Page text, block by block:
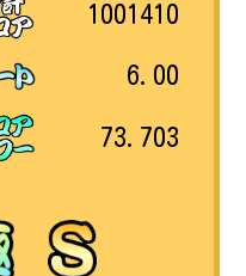
1001410
6.00
73.703